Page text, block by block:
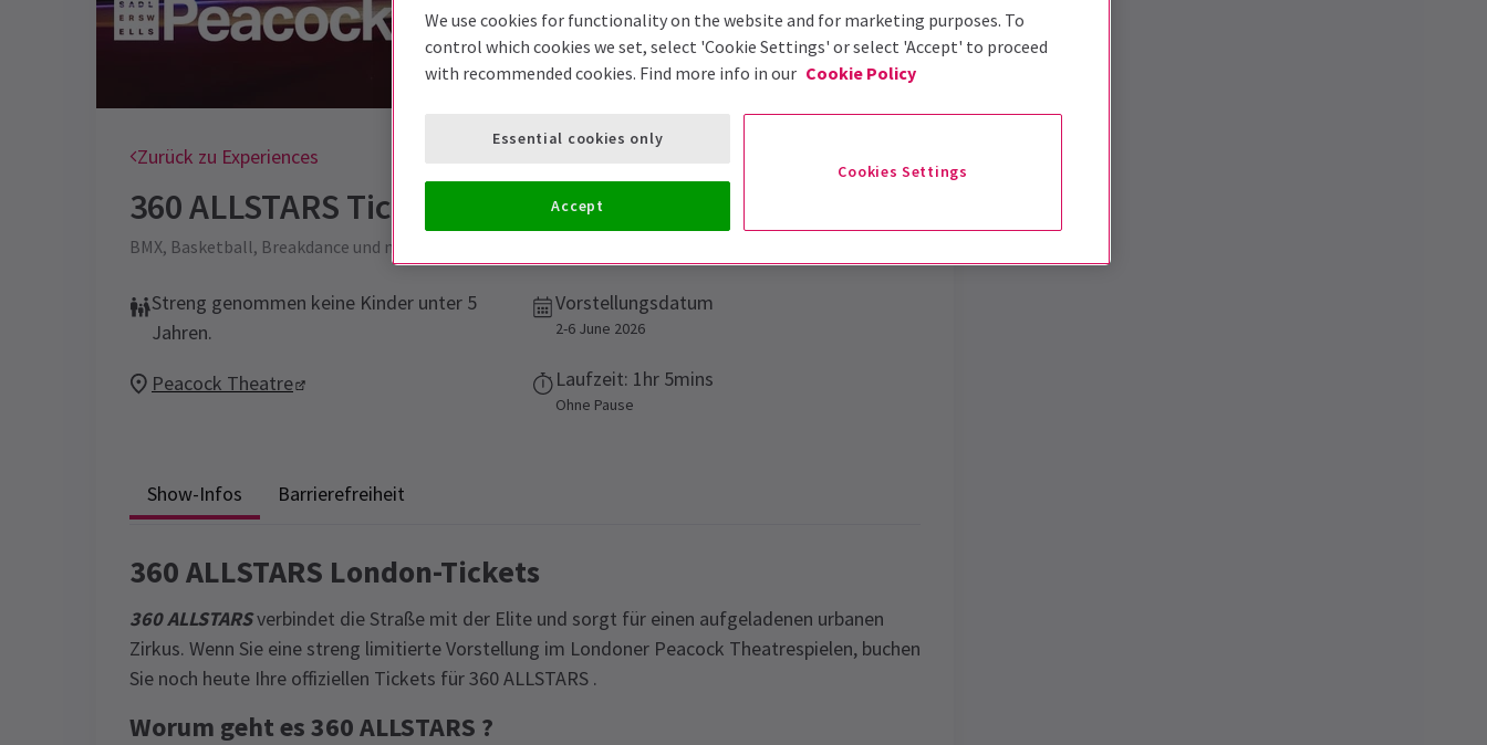
Zurück zu Experiences
360 ALLSTARS Tickets
BMX, Basketball, Breakdance und mehr
Streng genommen keine Kinder unter 5
Jahren.
Vorstellungsdatum
2-6 June 2026
Peacock Theatre Laufzeit: 1hr 5mins
Ohne Pause
Show-Infos Barrierefreiheit
360 ALLSTARS London-Tickets
360 ALLSTARSverbindet die Straße mit der Elite und sorgt für einen aufgeladenen urbanen
Zirkus. Wenn Sie eine streng limitierte Vorstellung im Londoner Peacock Theatrespielen, buchen
Sie noch heute Ihre offiziellen Tickets für 360 ALLSTARS .
Worum geht es 360 ALLSTARS ?
We use cookies for functionality on the website and for marketing purposes. To
control which cookies we set, select 'Cookie Settings' or select 'Accept' to proceed
with recommended cookies. Find more info in our Cookie Policy
Cookies Settings
Essential cookies only
Accept